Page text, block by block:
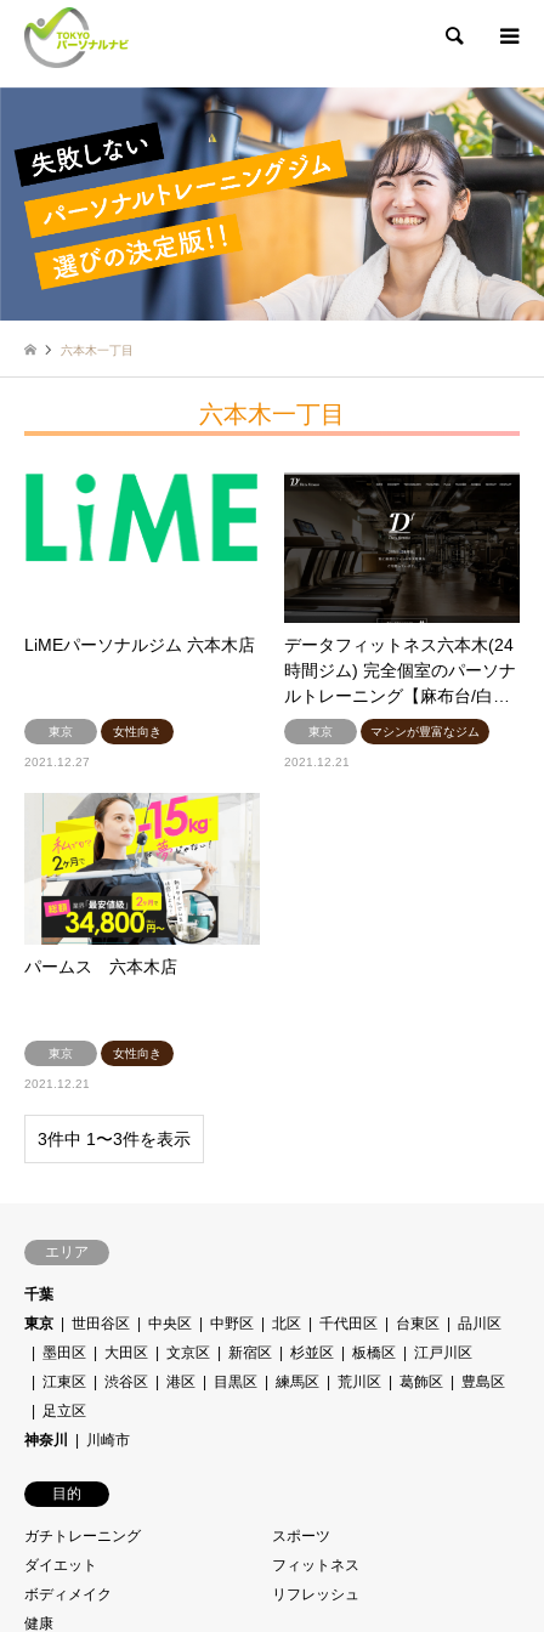
検索
六本木一丁目
六本木一丁目
LiMEパーソナルジム 六本木店
東京 女性向き
2021.12.27
データフィットネス六本木(24
時間ジム) 完全個室のパーソナ
ルトレーニング【麻布台/白…
東京 マシンが豊富なジム
2021.12.21
パームス 六本木店
東京 女性向き
2021.12.21
3件中 1〜3件を表示
エリア
千葉
東京
世田谷区 中央区 中野区 北区 千代田区 台東区
品川区
墨田区
大田区 文京区 新宿区 杉並区 板橋区
江戸川区
江東区
渋谷区 港区 目黒区 練馬区 荒川区 葛飾区
豊島区
足立区
神奈川
川崎市
目的
ガチトレーニング
スポーツ
ダイエット
フィットネス
ボディメイク
リフレッシュ
健康